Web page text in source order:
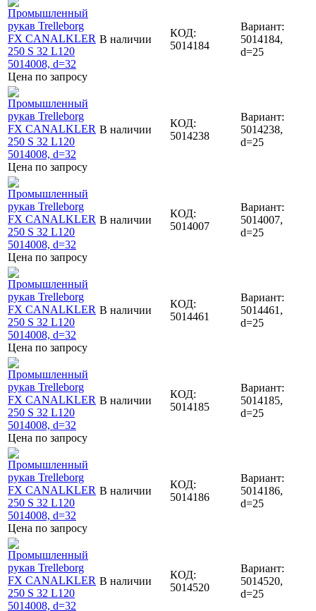
Цена по запросу
В наличии
КОД:
5014184
Вариант:
5014184,
d=25
Цена по запросу
В наличии
КОД:
5014238
Вариант:
5014238,
d=25
Цена по запросу
В наличии
КОД:
5014007
Вариант:
5014007,
d=25
Цена по запросу
В наличии
КОД:
5014461
Вариант:
5014461,
d=25
Цена по запросу
В наличии
КОД:
5014185
Вариант:
5014185,
d=25
Цена по запросу
В наличии
КОД:
5014186
Вариант:
5014186,
d=25
В наличии
КОД:
5014520
Вариант:
5014520,
d=25